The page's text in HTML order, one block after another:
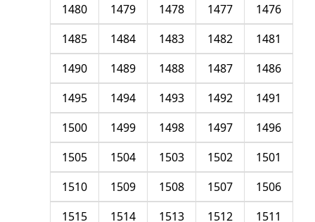
1476
1477
1478
1479
1480
1481
1482
1483
1484
1485
1486
1487
1488
1489
1490
1491
1492
1493
1494
1495
1496
1497
1498
1499
1500
1501
1502
1503
1504
1505
1506
1507
1508
1509
1510
1511
1512
1513
1514
1515